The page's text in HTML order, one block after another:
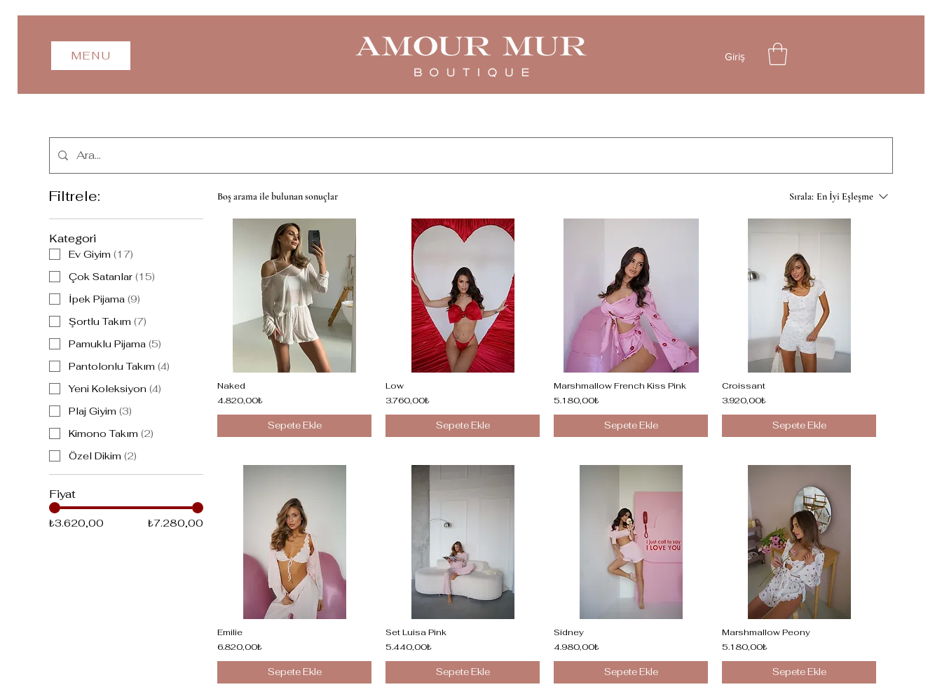
MENU Giriş
Filtrele:
Kategori
Ev Giyim (17)
Çok Satanlar (15)
İpek Pijama (9)
Şortlu Takım (7)
Pamuklu Pijama (5)
Pantolonlu Takım (4)
Yeni Koleksiyon (4)
Plaj Giyim (3)
Kimono Takım (2)
Özel Dikim (2)
Fiyat
₺3.620,00 ₺7.280,00
Boş arama ile bulunan sonuçlar Sırala: En İyi Eşleşme
Naked
4.820,00₺
Sepete Ekle
Low
3.760,00₺
Sepete Ekle
Marshmallow French Kiss Pink
5.180,00₺
Sepete Ekle
Croissant
3.920,00₺
Sepete Ekle
Emilie
6.820,00₺
Sepete Ekle
Set Luisa Pink
5.440,00₺
Sepete Ekle
Sidney
4.980,00₺
Sepete Ekle
Marshmallow Peony
5.180,00₺
Sepete Ekle